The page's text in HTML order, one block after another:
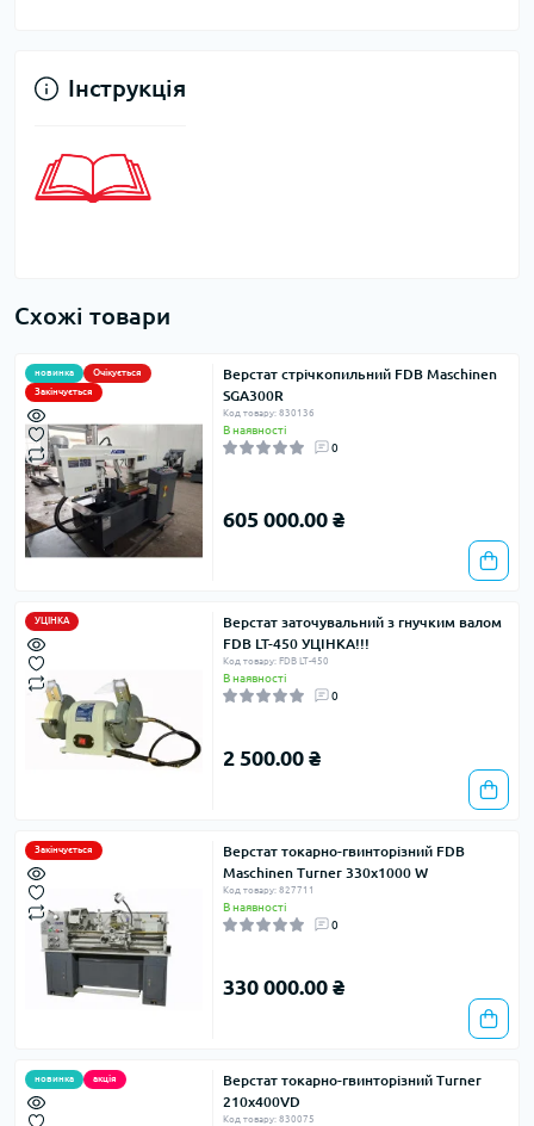
Інструкція
Схожі товари
новинка
Очікується
Закінчується
Верстат стрічкопильний FDB Maschinen
SGA300R
Код товару: 830136
В наявності
0
605 000.00 ₴
УЦІНКА
Верстат заточувальний з гнучким валом
FDB LT-450 УЦІНКА!!!
Код товару: FDB LT-450
В наявності
0
2 500.00 ₴
Закінчується
Верстат токарно-гвинторiзний FDB
Maschinen Turner 330x1000 W
Код товару: 827711
В наявності
0
330 000.00 ₴
новинка акція
Верстат токарно-гвинторiзний Turner
210x400VD
Код товару: 830075